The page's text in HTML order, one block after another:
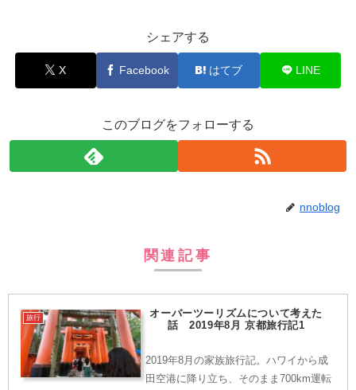
シェアする
X Facebook はてブ LINE
このブログをフォローする
nnoblog
関連記事
旅行
オーバーツーリズムについて考えた
話 2019年8月 京都旅行記1
2019年8月の家族旅行記。ハワイから成
田空港に降り立ち、そのまま700km運転